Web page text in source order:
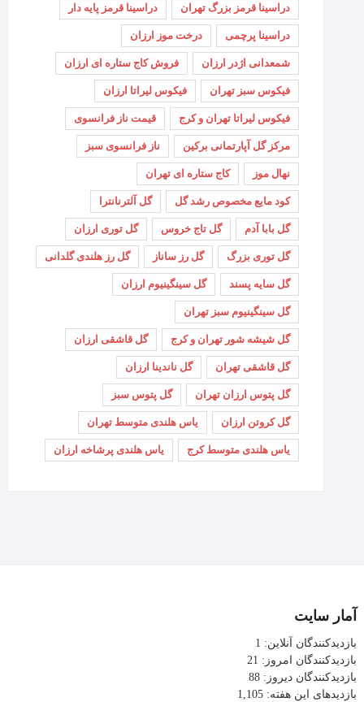
دراسینا قرمز بزرگ تهران دراسینا قرمز پایه دار
دراسینا پرچمی درخت موز ارزان
شمعدانی اژدر ارزان فروش کاج ستاره ای ارزان
فیکوس سبز تهران فیکوس لیراتا ارزان
فیکوس لیراتا تهران و کرج قیمت ناز فرانسوی
مرکز گل آپارتمانی برکین ناز فرانسوی سبز
نهال موز کاج ستاره ای تهران
کود مایع مخصوص رشد گل گل آلترنانترا
گل بابا آدم گل تاج خروس گل توری ارزان
گل توری بزرگ گل رز ساناز گل رز هلندی گلدانی
گل سایه پسند گل سینگینیوم ارزان
گل سینگینیوم سبز تهران
گل شیشه شور تهران و کرج گل قاشقی ارزان
گل قاشقی تهران گل ناندینا ارزان
گل پتوس ارزان تهران گل پتوس سبز
گل کروتن ارزان یاس هلندی متوسط تهران
یاس هلندی متوسط کرج یاس هلندی پرشاخه ارزان
آمار سایت
بازدیدکنندگان آنلاین: 1
بازدیدکنندگان امروز: 21
بازدیدکنندگان دیروز: 88
بازدیدهای این هفته: 1,105